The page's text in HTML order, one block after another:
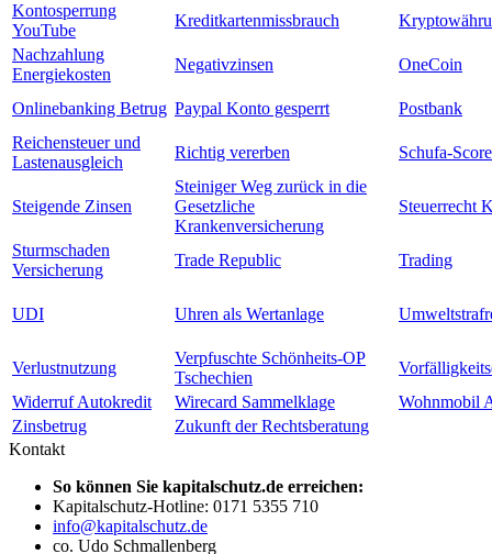
Kontosperrung
YouTube
Kreditkartenmissbrauch
Nachzahlung
Energiekosten
Negativzinsen OneCoin
Onlinebanking Betrug Paypal Konto gesperrt
Postbank
Reichensteuer und
Lastenausgleich
Richtig vererben Schufa-Score
Steigende Zinsen
Steiniger Weg zurück in die
Gesetzliche
Krankenversicherung
Steuerrecht
Sturmschaden
Versicherung
Trade Republic Trading
UDI Uhren als Wertanlage
Verlustnutzung
Verpfuschte Schönheits-OP
Tschechien
Widerruf Autokredit
Wirecard Sammelklage
Wohnmobil
Zinsbetrug
Zukunft der Rechtsberatung
Kontakt
So können Sie kapitalschutz.de erreichen:
Kapitalschutz-Hotline: 0171 5355 710
info@kapitalschutz.de
co. Udo Schmallenberg